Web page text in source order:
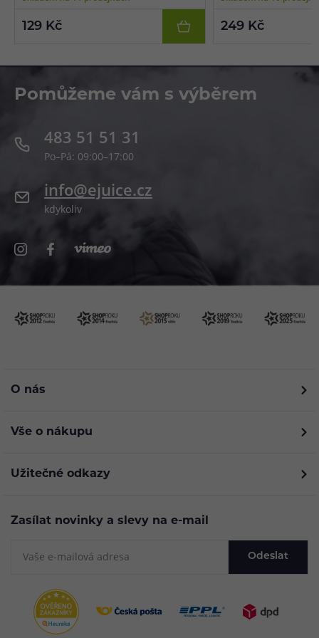
129 Kč 249 Kč
Pomůžeme vám s výběrem
483 51 51 31
Po–Pá: 09:00–17:00
info@ejuice.cz
kdykoliv
O nás
Vše o nákupu
Užitečné odkazy
Zasílat novinky a slevy na e-mail
Odeslat